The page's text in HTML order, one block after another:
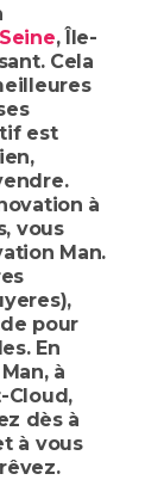
, Île-
Cela
est
à
vous
Man.
pour
En
à
Cloud,
dès à
à vous